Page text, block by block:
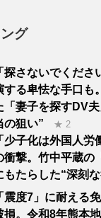
グ
探さないでくだ
する卑怯な手口も
「妻子を探すDV
の狙い”
★ 2
少子化は外国人労
衝撃。竹中平蔵の
もたらした“深刻
震度7」に耐える
損。令和8年熊本